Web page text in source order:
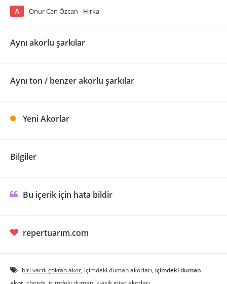
A Onur Can Özcan - Hırka
Aynı akorlu şarkılar
Aynı ton / benzer akorlu şarkılar
Yeni Akorlar
Bilgiler
Bu içerik için hata bildir
repertuarım.com
biri vardı çoktan akor, içimdeki duman akorları, içimdeki duman